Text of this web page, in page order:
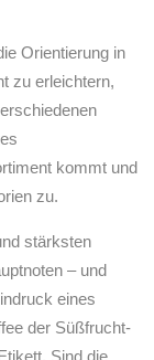
Orientierung in
zu erleichtern,
kommt und
zu.
stärksten
– und
eines
der Süßfrucht-
Sind die